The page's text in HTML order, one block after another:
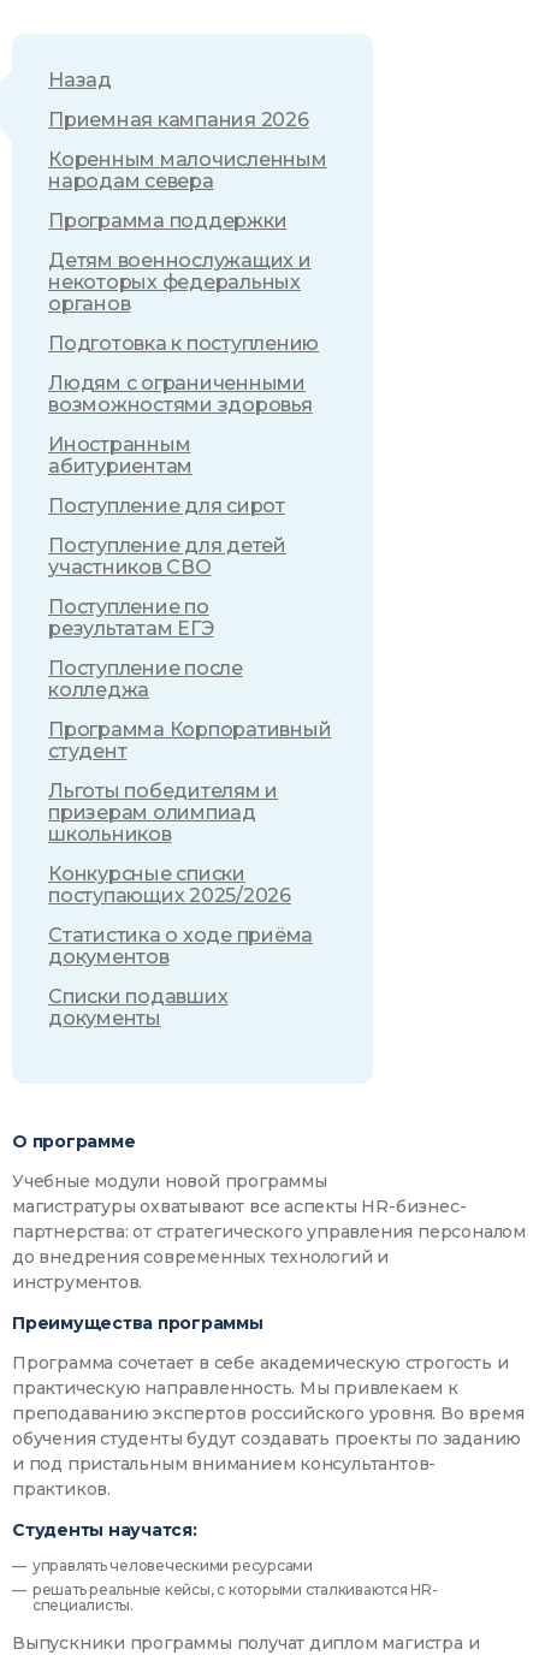
Назад
Приемная кампания 2026
Коренным малочисленным
народам севера
Программа поддержки
Детям военнослужащих и
некоторых федеральных
органов
Подготовка к поступлению
Людям с ограниченными
возможностями здоровья
Иностранным
абитуриентам
Поступление для сирот
Поступление для детей
участников СВО
Поступление по
результатам ЕГЭ
Поступление после
колледжа
Программа Корпоративный
студент
Льготы победителям и
призерам олимпиад
школьников
Конкурсные списки
поступающих 2025/2026
Статистика о ходе приёма
документов
Списки подавших
документы
О программе
Учебные модули новой программы
магистратуры охватывают все аспекты HR-бизнес-
партнерства: от стратегического управления персоналом
до внедрения современных технологий и
инструментов.
Преимущества программы
Программа сочетает в себе академическую строгость и
практическую направленность. Мы привлекаем к
преподаванию экспертов российского уровня. Во время
обучения студенты будут создавать проекты по заданию
и под пристальным вниманием консультантов-
практиков.
Студенты научатся:
управлять человеческими ресурсами
решать реальные кейсы, с которыми сталкиваются HR-
специалисты.
Выпускники программы получат диплом магистра и